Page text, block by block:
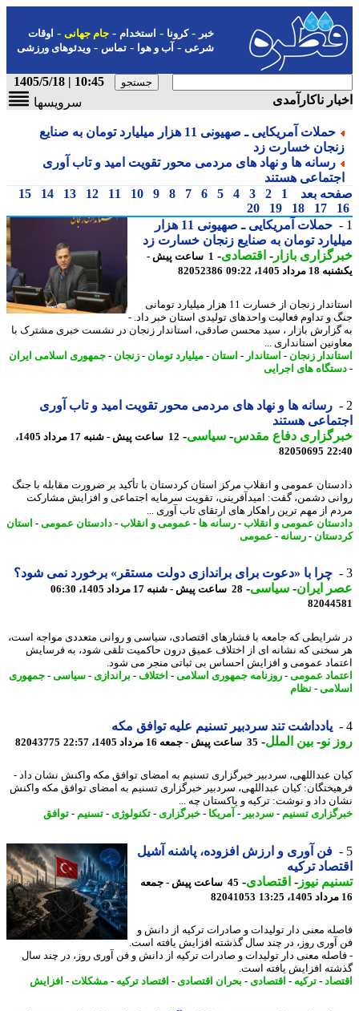
-کرونا-استخدام- جام جهانی-اوقات
شرعی-آب و هوا-تماس-ویدئوهای ورزشی
10:45 | 1405/5/18
ناکارآمدی
سرویسها
حملات آمریکایی ـ صهیونی 11 هزار میلیارد تومان به صنایع
خسارت زد
رسانه ها و نهاد های مردمی محور تقویت امید و تاب آوری
هستند
بعد
1
2
3
4
5
6
7
8
9
10
11
12
13
14
15
17
18
19
20
حملات آمریکایی ـ صهیونی 11 هزار
تومان به صنایع زنجان خسارت زد
بازار- اقتصادی- 1 ساعت پیش -
1405، 09:22
82052386
استاندار زنجان از خسارت 11 هزار میلیارد تومانی
و تداوم فعالیت واحدهای تولیدی استان خبر داد. -
بازار ، سید محسن صادقی، استاندار زنجان در نشست خبری مشترک با
استانداری ...
زنجان-استاندار-استان-میلیارد تومان-زنجان-جمهوری اسلامی ایران
های اجرایی
رسانه ها و نهاد های مردمی محور تقویت امید و تاب آوری
هستند
دفاع مقدس-سیاسی-
12 ساعت پیش - شنبه 17 مرداد 1405،
82050695
عمومی و انقلاب مرکز استان کردستان با تأکید بر ضرورت مقابله با جنگ
دشمن، گفت: امیدآفرینی، تقویت سرمایه اجتماعی و افزایش مشارکت
از مهم ترین راهکار های ارتقای تاب آوری ...
عمومی و انقلاب-رسانه ها- عمومی و انقلاب-دادستان عمومی-استان
-رسانه-عمومی
چرا با «دعوت برای براندازی دولت مستقر» برخورد نمی شود؟
ایران- سیاسی-28 ساعت پیش - شنبه 17 مرداد 1405، 06:30
که جامعه با فشارهای اقتصادی، سیاسی و روانی متعددی مواجه است،
که نشانه ای از اختلاف عمیق درون حاکمیت تلقی شود، به فرسایش
عمومی و افزایش احساس بی ثباتی منجر می شود.
عمومی-روزنامه جمهوری اسلامی-اختلاف-براندازی- سیاسی-جمهوری
-نظام
یادداشت تند سردبیر تسنیم علیه توافق مکه
نو- بین الملل-35 ساعت پیش - جمعه 16 مرداد 1405، 22:57 82043775
عبداللهی، سردبیر خبرگزاری تسنیم به امضای توافق مکه واکنش نشان داد -
کیان عبداللهی، سردبیر خبرگزاری تسنیم به امضای توافق مکه واکنش
داد و نوشت: ترکیه و پاکستان چه ...
تسنیم-سردبیر -آمریکا- خبرگزاری - تکنولوژی-تسنیم-توافق
فن آوری و ارزش افزوده، پاشنه آشیل
ترکیه
نیوز-اقتصادی-
45 ساعت پیش - جمعه
82041053
معنی دار تولیدات و صادرات ترکیه از دانش و
روز، در چند سال گذشته افزایش یافته است.
معنی دار تولیدات و صادرات ترکیه از دانش و فن آوری روز، در چند سال
افزایش یافته است.
-ترکیه-اقتصادی-بحران اقتصادی-اقتصاد ترکیه-مشکلات-افزایش